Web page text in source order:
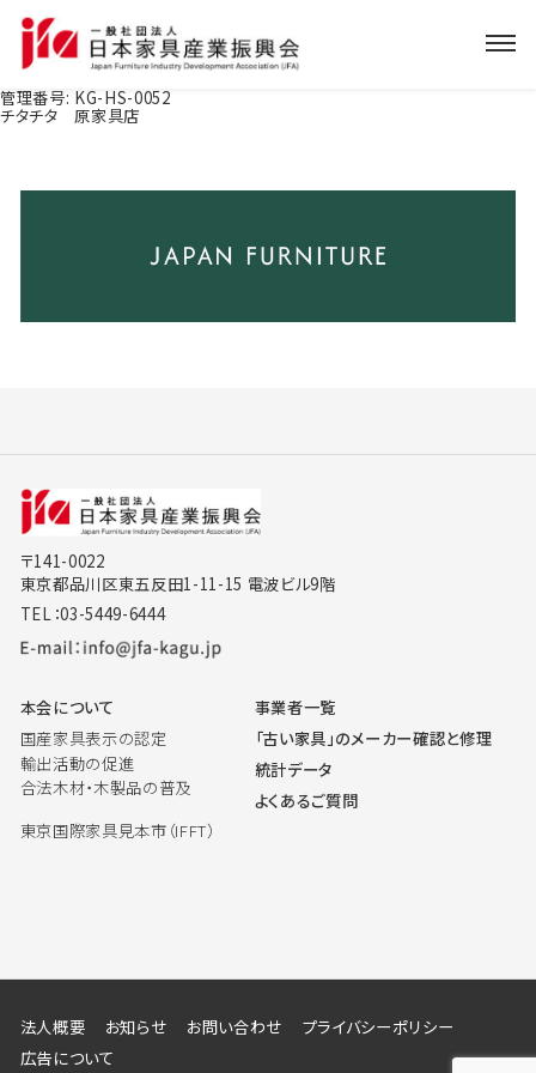
管理番号: KG-HS-0052
チタチタ 原家具店
〒141-0022
東京都品川区東五反田1-11-15 電波ビル9階
TEL：03-5449-6444
本会について
国産家具表示の認定
輸出活動の促進
合法木材・木製品の普及
東京国際家具見本市（IFFT）
事業者一覧
「古い家具」のメーカー確認と修理
統計データ
よくあるご質問
法人概要 お知らせ お問い合わせ
プライバシーポリシー
広告について